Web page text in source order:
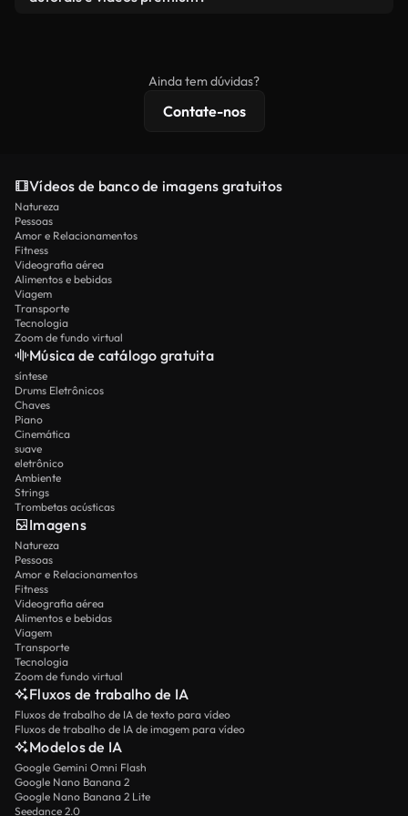
licenciamento estendidas.
Ainda tem dúvidas?
Contate-nos
Vídeos de banco de imagens gratuitos
Natureza
Pessoas
Amor e Relacionamentos
Fitness
Videografia aérea
Alimentos e bebidas
Viagem
Transporte
Tecnologia
Zoom de fundo virtual
Música de catálogo gratuita
síntese
Drums Eletrônicos
Chaves
Piano
Cinemática
suave
eletrônico
Ambiente
Strings
Trombetas acústicas
Imagens
Natureza
Pessoas
Amor e Relacionamentos
Fitness
Videografia aérea
Alimentos e bebidas
Viagem
Transporte
Tecnologia
Zoom de fundo virtual
Fluxos de trabalho de IA
Fluxos de trabalho de IA de texto para vídeo
Fluxos de trabalho de IA de imagem para vídeo
Modelos de IA
Google Gemini Omni Flash
Google Nano Banana 2
Google Nano Banana 2 Lite
Seedance 2.0